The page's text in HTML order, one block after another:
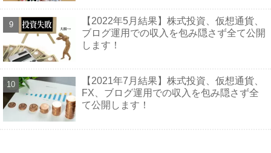
【2022年5月結果】株式投資、仮想通貨、
ブログ運用での収入を包み隠さず全て公開
します！
【2021年7月結果】株式投資、仮想通貨、
FX、ブログ運用での収入を包み隠さず全
て公開します！